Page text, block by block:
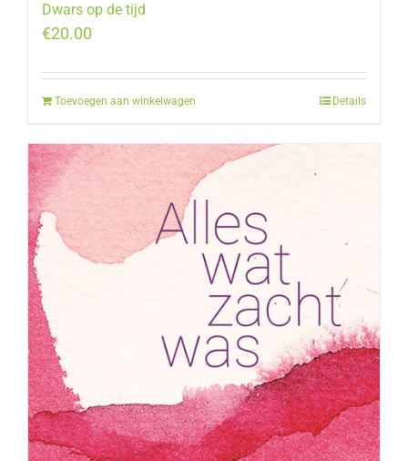
Dwars op de tijd
€20.00
Toevoegen aan winkelwagen Details